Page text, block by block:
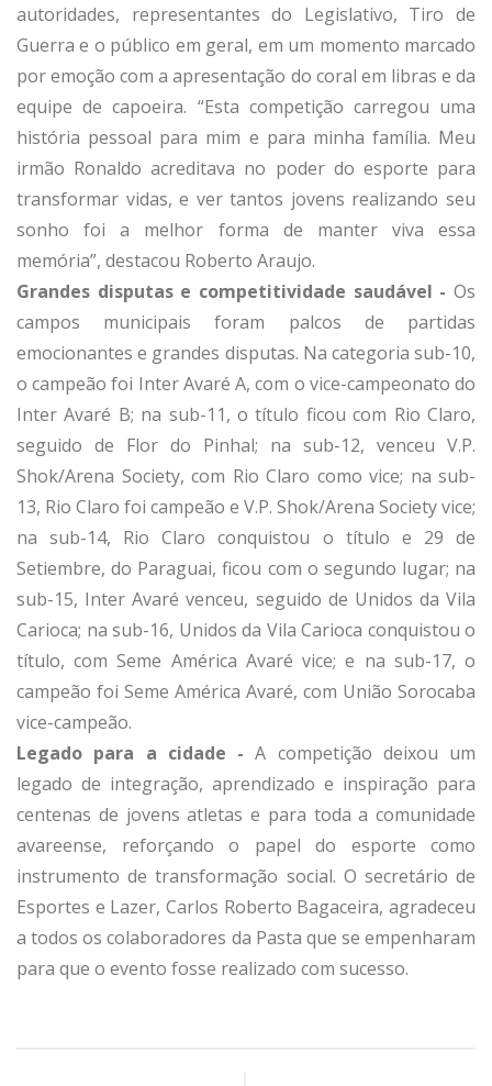
autoridades, representantes do Legislativo, Tiro de
Guerra e o público em geral, em um momento marcado
por emoção com a apresentação do coral em libras e da
equipe de capoeira. “Esta competição carregou uma
história pessoal para mim e para minha família. Meu
irmão Ronaldo acreditava no poder do esporte para
transformar vidas, e ver tantos jovens realizando seu
sonho foi a melhor forma de manter viva essa
memória”, destacou Roberto Araujo.
Grandes disputas e competitividade saudável - Os
campos municipais foram palcos de partidas
emocionantes e grandes disputas. Na categoria sub-10,
o campeão foi Inter Avaré A, com o vice-campeonato do
Inter Avaré B; na sub-11, o título ficou com Rio Claro,
seguido de Flor do Pinhal; na sub-12, venceu V.P.
Shok/Arena Society, com Rio Claro como vice; na sub-
13, Rio Claro foi campeão e V.P. Shok/Arena Society vice;
na sub-14, Rio Claro conquistou o título e 29 de
Setiembre, do Paraguai, ficou com o segundo lugar; na
sub-15, Inter Avaré venceu, seguido de Unidos da Vila
Carioca; na sub-16, Unidos da Vila Carioca conquistou o
título, com Seme América Avaré vice; e na sub-17, o
campeão foi Seme América Avaré, com União Sorocaba
vice-campeão.
Legado para a cidade -A competição deixou um
legado de integração, aprendizado e inspiração para
centenas de jovens atletas e para toda a comunidade
avareense, reforçando o papel do esporte como
instrumento de transformação social. O secretário de
Esportes e Lazer, Carlos Roberto Bagaceira, agradeceu
a todos os colaboradores da Pasta que se empenharam
para que o evento fosse realizado com sucesso.